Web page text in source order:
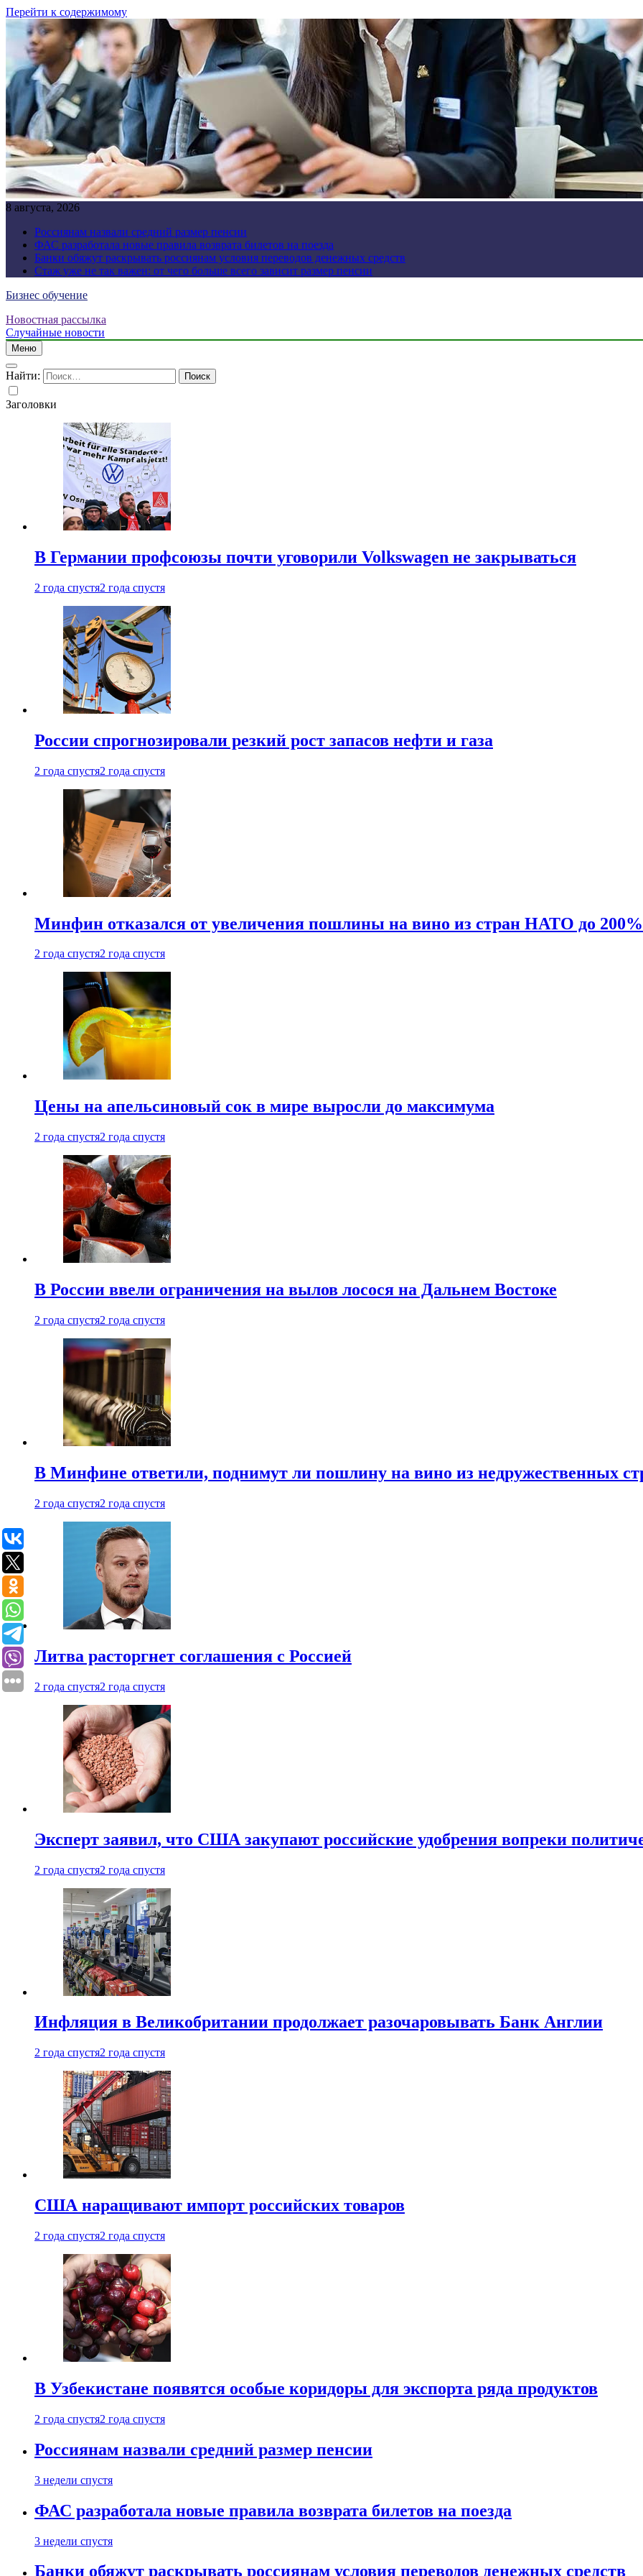
Перейти к содержимому
8 августа, 2026
Россиянам назвали средний размер пенсии
ФАС разработала новые правила возврата билетов на поезда
Банки обяжут раскрывать россиянам условия переводов денежных средств
Стаж уже не так важен: от чего больше всего зависит размер пенсии
Бизнес обучение
Новостная рассылка
Случайные новости
Меню
Найти:
Заголовки
В Германии профсоюзы почти уговорили Volkswagen не закрываться
2 года спустя2 года спустя
России спрогнозировали резкий рост запасов нефти и газа
2 года спустя2 года спустя
Минфин отказался от увеличения пошлины на вино из стран НАТО до 200%
2 года спустя2 года спустя
Цены на апельсиновый сок в мире выросли до максимума
2 года спустя2 года спустя
В России ввели ограничения на вылов лосося на Дальнем Востоке
2 года спустя2 года спустя
В Минфине ответили, поднимут ли пошлину на вино из недружественных
2 года спустя2 года спустя
Литва расторгнет соглашения с Россией
2 года спустя2 года спустя
Эксперт заявил, что США закупают российские удобрения вопреки
2 года спустя2 года спустя
Инфляция в Великобритании продолжает разочаровывать Банк Англии
2 года спустя2 года спустя
США наращивают импорт российских товаров
2 года спустя2 года спустя
В Узбекистане появятся особые коридоры для экспорта ряда продуктов
2 года спустя2 года спустя
Россиянам назвали средний размер пенсии
3 недели спустя
ФАС разработала новые правила возврата билетов на поезда
3 недели спустя
Банки обяжут раскрывать россиянам условия переводов денежных средств